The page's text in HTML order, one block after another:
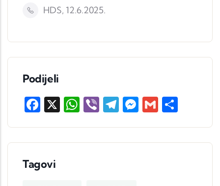
HDS, 12.6.2025.
Podijeli
Facebook
X WhatsApp
ViberTelegram
Messenger
Gmail
Tagovi